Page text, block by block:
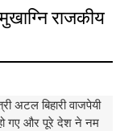
राजकीय
अटल बिहारी वाजपेयी
गए और पूरे देश ने नम